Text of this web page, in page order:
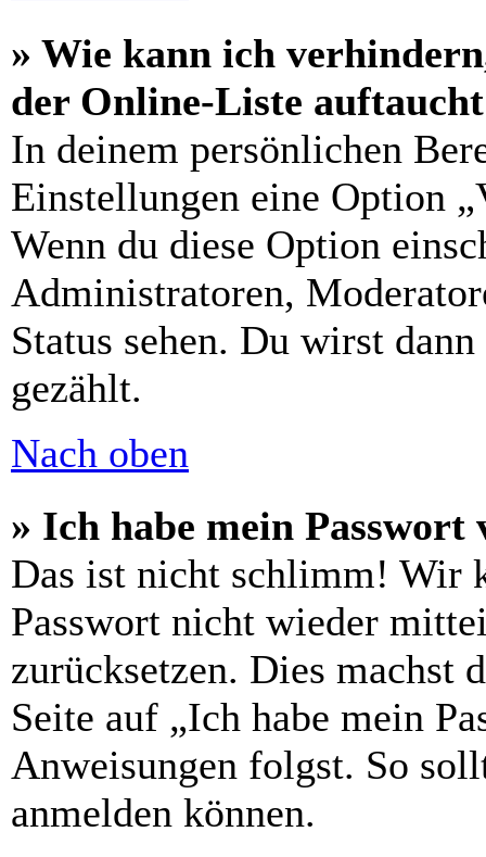
» Wie kann ich
der Online-Liste
In deinem persönlichen
Einstellungen eine Option
Wenn du diese Option
Administratoren,
Status sehen. Du wirst
gezählt.
Nach oben
» Ich habe mein Passwort
Das ist nicht schlimm! Wir
Passwort nicht wieder
zurücksetzen. Dies machst
Seite auf „Ich habe mein
Anweisungen folgst. So
anmelden können.